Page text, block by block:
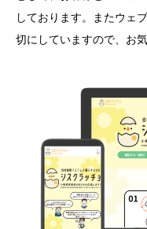
しております。またウェ
切にしていますので、お